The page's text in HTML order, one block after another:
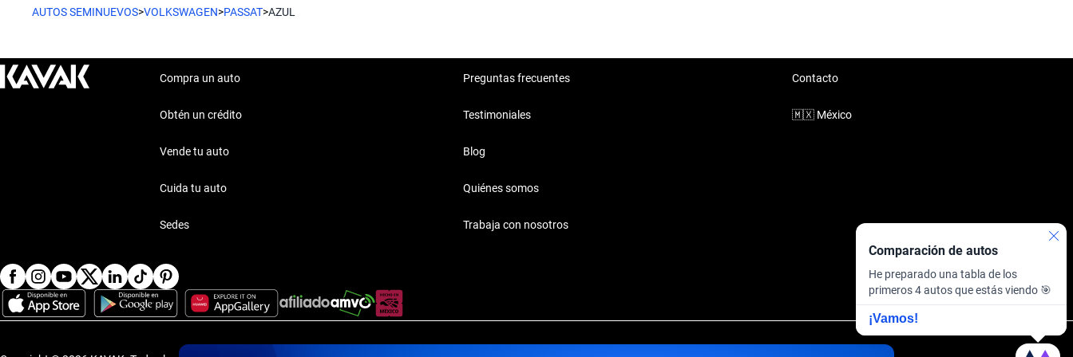
AUTOS SEMINUEVOS>VOLKSWAGEN>PASSAT>AZUL
Comparación de autos
He preparado una tabla de los
primeros 4 autos que estás viendo 🎯
¡Vamos!
Compra un auto
Obtén un crédito
Vende tu auto
Cuida tu auto
Sedes
Preguntas frecuentes
Testimoniales
Blog
Quiénes somos
Trabaja con nosotros
Contacto
🇲🇽 México